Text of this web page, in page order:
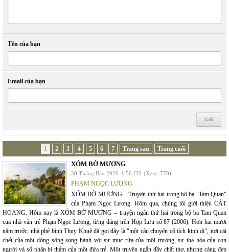
Tên của bạn
Email của bạn
1 2 3 4 5 6 7 Trang sau Trang cuối
XÓM BỜ MƯƠNG
30 Tháng Bảy 2026 1:56 CH (Xem: 770)
PHẠM NGỌC LƯƠNG
XÓM BỜ MƯƠNG – Truyện thứ hai trong bộ ba "Tam Quan"
của Phạm Ngọc Lương. Hôm qua, chúng tôi giới thiệu CÁT
HOANG. Hôm nay là XÓM BỜ MƯƠNG – truyện ngắn thứ hai trong bộ ba Tam Quan
của nhà văn trẻ Phạm Ngọc Lương, từng đăng trên Hợp Lưu số 87 (2006). Hơn hai mươi
năm trước, nhà phê bình Thụy Khuê đã gọi đây là "một câu chuyện cổ tích kinh dị", nơi cái
chết của một dòng sông song hành với sự mục rữa của môi trường, sự tha hóa của con
người và số phận bi thảm của một đứa trẻ. Một truyện ngắn đầy chất thơ, nhưng càng đẹp